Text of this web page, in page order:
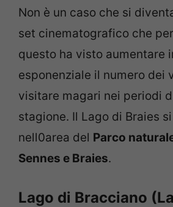
Non è un caso che si
set cinematografico che
questo ha visto aumentare
esponenziale il numero dei
visitare magari nei periodi
stagione. Il Lago di Braies
nell0area del Parco
Sennes e Braies.
Lago di Bracciano